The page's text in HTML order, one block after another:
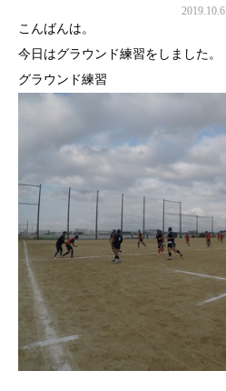
2019.10.6
こんばんは。
今日はグラウンド練習をしました。
グラウンド練習